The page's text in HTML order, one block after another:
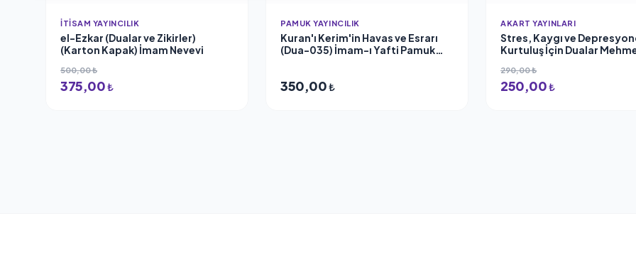
İTISAM YAYINCILIK
el-Ezkar (Dualar ve Zikirler)
(Karton Kapak) İmam Nevevi
500,00 ₺
375,00₺
PAMUK YAYINCILIK
Kuran'ı Kerim'in Havas ve Esrarı
(Dua-035) İmam-ı Yafti Pamuk
350,00₺
AKART YAYINLARI
Stres, Kaygı ve
Kurtuluş İçin Dualar
290,00 ₺
250,00₺